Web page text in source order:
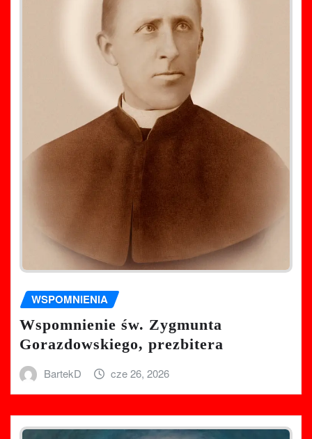
WSPOMNIENIA
Wspomnienie św. Zygmunta
Gorazdowskiego, prezbitera
BartekD cze 26, 2026